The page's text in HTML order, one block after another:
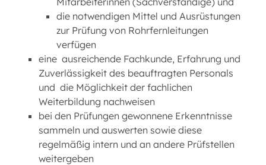
die notwendigen Mittel und Ausrüstungen
zur Prüfung von Rohrfernleitungen
verfügen
eine ausreichende Fachkunde, Erfahrung und
Zuverlässigkeit des beauftragten Personals
und die Möglichkeit der fachlichen
Weiterbildung nachweisen
bei den Prüfungen gewonnene Erkenntnisse
sammeln und auswerten sowie diese
regelmäßig intern und an andere Prüfstellen
weitergeben